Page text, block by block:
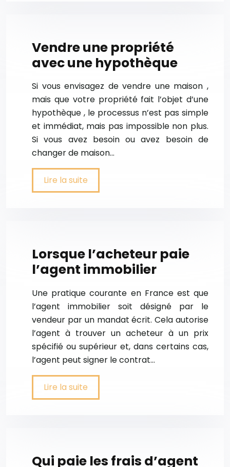
Vendre une propriété
avec une hypothèque
Si vous envisagez de vendre une maison ,
mais que votre propriété fait l’objet d’une
hypothèque , le processus n’est pas simple
et immédiat, mais pas impossible non plus.
Si vous avez besoin ou avez besoin de
changer de maison…
Lire la suite
Lorsque l’acheteur paie
l’agent immobilier
Une pratique courante en France est que
l’agent immobilier soit désigné par le
vendeur par un mandat écrit. Cela autorise
l’agent à trouver un acheteur à un prix
spécifié ou supérieur et, dans certains cas,
l’agent peut signer le contrat…
Lire la suite
Qui paie les frais d’agent